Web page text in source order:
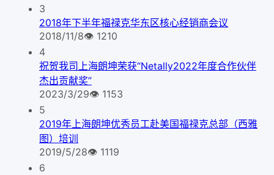
3
2018年下半年福禄克华东区核心经销商会议
2018/11/8👁 1210
4
祝贺我司上海朗坤荣获“Netally2022年度合作伙伴
杰出贡献奖”
2023/3/29👁 1153
5
2019年上海朗坤优秀员工赴美国福禄克总部（西雅
图）培训
2019/5/28👁 1119
6